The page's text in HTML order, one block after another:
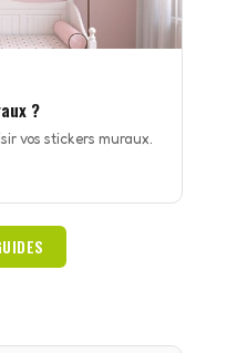
?
vos stickers muraux.